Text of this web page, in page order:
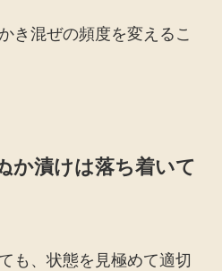
き混ぜの頻度を変えるこ
か漬けは落ち着いて
も、状態を見極めて適切